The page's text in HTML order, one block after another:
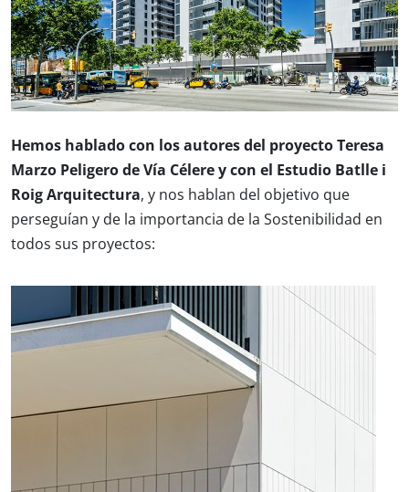
Hemos hablado con los autores del proyecto Teresa
Marzo Peligero de Vía Célere y con el Estudio Batlle i
Roig Arquitectura, y nos hablan del objetivo que
perseguían y de la importancia de la Sostenibilidad en
todos sus proyectos: